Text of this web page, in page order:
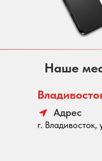
Наше
Адрес
г.